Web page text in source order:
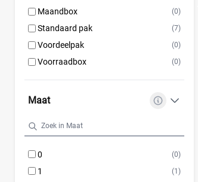
Maandbox (0)
Standaard pak (7)
Voordeelpak (0)
Voorraadbox (0)
Maat
0 (0)
1 (1)